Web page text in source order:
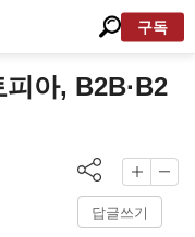
구독
아, B2B·B2
답글쓰기